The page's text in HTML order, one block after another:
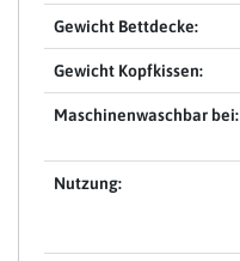
Gewicht Bettdecke:
Gewicht Kopfkissen:
Maschinenwaschbar bei:
Nutzung: